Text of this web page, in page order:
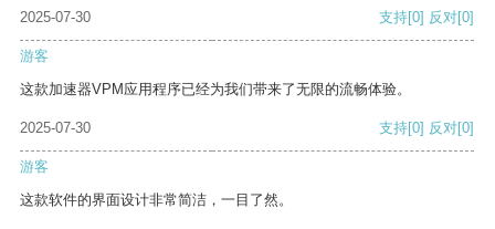
2025-07-30
支持[0] 反对[0]
游客
这款加速器VPM应用程序已经为我们带来了无限的流畅体验。
2025-07-30 支持[0] 反对[0]
游客
这款软件的界面设计非常简洁，一目了然。